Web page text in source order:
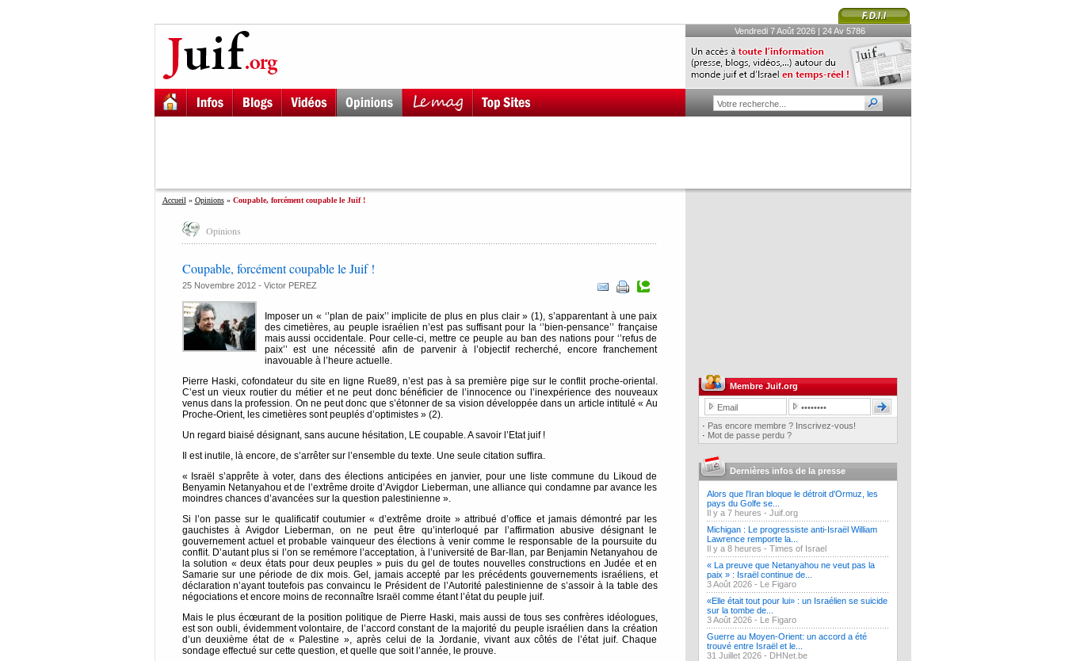
Vendredi 7 Août 2026 | 24 Av 5786
Accueil » Opinions» Coupable, forcément coupable le Juif !
Opinions
Coupable, forcément coupable le Juif !
25 Novembre 2012 - Victor PEREZ
Imposer un « ‘’plan de paix’’ implicite de plus en plus clair » (1), s’apparentant à une paix
des cimetières, au peuple israélien n’est pas suffisant pour la ‘’bien-pensance’’ française
mais aussi occidentale. Pour celle-ci, mettre ce peuple au ban des nations pour ‘’refus de
paix’’ est une nécessité afin de parvenir à l’objectif recherché, encore franchement
inavouable à l’heure actuelle.
Pierre Haski, cofondateur du site en ligne Rue89, n’est pas à sa première pige sur le conflit proche-oriental.
C’est un vieux routier du métier et ne peut donc bénéficier de l’innocence ou l’inexpérience des nouveaux
venus dans la profession. On ne peut donc que s’étonner de sa vision développée dans un article intitulé « Au
Proche-Orient, les cimetières sont peuplés d’optimistes » (2).
Un regard biaisé désignant, sans aucune hésitation, LE coupable. A savoir l’Etat juif !
Il est inutile, là encore, de s’arrêter sur l’ensemble du texte. Une seule citation suffira.
« Israël s’apprête à voter, dans des élections anticipées en janvier, pour une liste commune du Likoud de
Benyamin Netanyahou et de l’extrême droite d’Avigdor Lieberman, une alliance qui condamne par avance les
moindres chances d’avancées sur la question palestinienne ».
Si l’on passe sur le qualificatif coutumier « d’extrême droite » attribué d’office et jamais démontré par les
gauchistes à Avigdor Lieberman, on ne peut être qu’interloqué par l’affirmation abusive désignant le
gouvernement actuel et probable vainqueur des élections à venir comme le responsable de la poursuite du
conflit. D’autant plus si l’on se remémore l’acceptation, à l’université de Bar-Ilan, par Benjamin Netanyahou de
la solution « deux états pour deux peuples » puis du gel de toutes nouvelles constructions en Judée et en
Samarie sur une période de dix mois. Gel, jamais accepté par les précédents gouvernements israéliens, et
déclaration n’ayant toutefois pas convaincu le Président de l’Autorité palestinienne de s’assoir à la table des
négociations et encore moins de reconnaître Israël comme étant l’état du peuple juif.
Mais le plus écœurant de la position politique de Pierre Haski, mais aussi de tous ses confrères idéologues,
est son oubli, évidemment volontaire, de l’accord constant de la majorité du peuple israélien dans la création
d’un deuxième état de « Palestine », après celui de la Jordanie, vivant aux côtés de l’état juif. Chaque
sondage effectué sur cette question, et quelle que soit l’année, le prouve.
Membre Juif.org
· Pas encore membre ? Inscrivez-vous!
· Mot de passe perdu ?
Dernières infos de la presse
Alors que l'Iran bloque le détroit d'Ormuz, les
pays du Golfe se...
Il y a 7 heures - Juif.org
Michigan : Le progressiste anti-Israël William
Lawrence remporte la...
Il y a 8 heures - Times of Israel
« La preuve que Netanyahou ne veut pas la
paix » : Israël continue de...
3 Août 2026 - Le Figaro
«Elle était tout pour lui» : un Israélien se suicide
sur la tombe de...
3 Août 2026 - Le Figaro
Guerre au Moyen-Orient: un accord a été
trouvé entre Israël et le...
31 Juillet 2026 - DHNet.be